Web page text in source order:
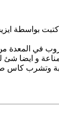
كتبت بواسطة
و ايضا شئ
وتشرب كاس